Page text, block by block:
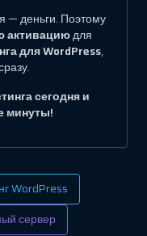
— деньги. Поэтому
активациюдля
для WordPress,
сегодня и
минуты!
WordPress
сервер